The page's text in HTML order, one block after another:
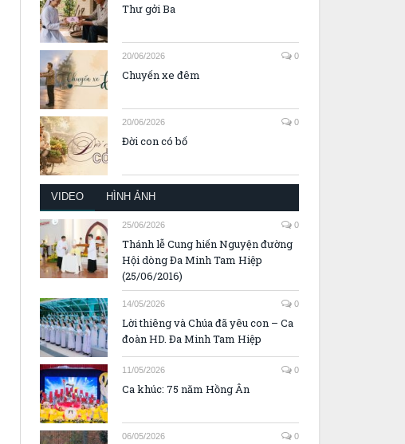
Thư gởi Ba
20/06/2026 0
Chuyến xe đêm
20/06/2026 0
Đời con có bố
VIDEO HÌNH ẢNH
25/06/2026 0
Thánh lễ Cung hiến Nguyện đường
Hội dòng Đa Minh Tam Hiệp
(25/06/2016)
14/05/2026 0
Lời thiêng và Chúa đã yêu con – Ca
đoàn HD. Đa Minh Tam Hiệp
11/05/2026 0
Ca khúc: 75 năm Hồng Ân
06/05/2026 0